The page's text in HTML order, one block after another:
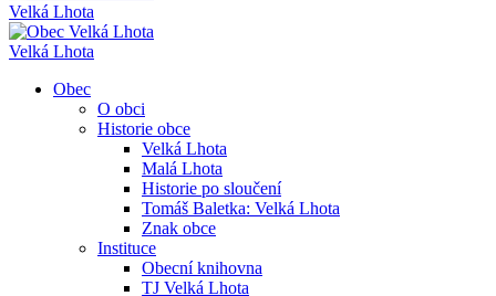
Velká Lhota
Velká Lhota
Obec
O obci
Historie obce
Velká Lhota
Malá Lhota
Historie po sloučení
Tomáš Baletka: Velká Lhota
Znak obce
Instituce
Obecní knihovna
TJ Velká Lhota